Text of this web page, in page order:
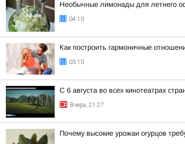
Необычные лимонады для летнего
04:10
Как построить гармоничные
03:10
С 6 августа во всех кинотеатрах
Вчера, 21:27
Почему высокие урожаи огурцов